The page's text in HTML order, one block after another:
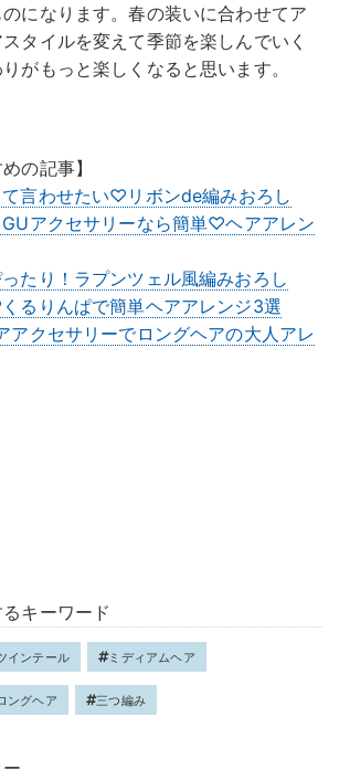
になります。春の装いに合わせてア
タイルを変えて季節を楽しんでいく
がもっと楽しくなると思います。
の記事】
言わせたい♡リボンde編みおろし
アクセサリーなら簡単♡ヘアアレン
たり！ラプンツェル風編みおろし
るりんぱで簡単ヘアアレンジ3選
クセサリーでロングヘアの大人アレ
キーワード
インテール ミディアムヘア
ングヘア 三つ編み